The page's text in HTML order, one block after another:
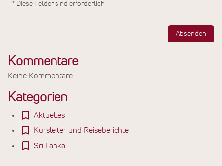
* Diese Felder sind erforderlich
Absenden
Kommentare
Keine Kommentare
Kategorien
Aktuelles
Kursleiter und Reiseberichte
Sri Lanka